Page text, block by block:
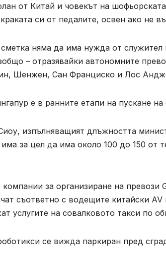
от Китай и човекът на
си от педалите, освен ако не
няма да има нужда от служител
– отразявайки автономните
Шенжен, Сан Франциско и Лос
е в ранните етапи на пускане
изпълняващият длъжността
има за цел да има около 100 до 150 от
компании за организиране на превози
съответно с водещите китайски
услугите на совалковото такси по
се вижда паркиран пред